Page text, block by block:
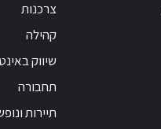
צרכנות
קהילה
שיווק
תחבורה
תיירות